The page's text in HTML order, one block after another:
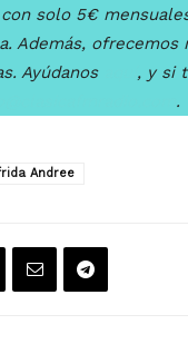
solo 5€
Además,
Ayúdanos
, y si
.
Andree